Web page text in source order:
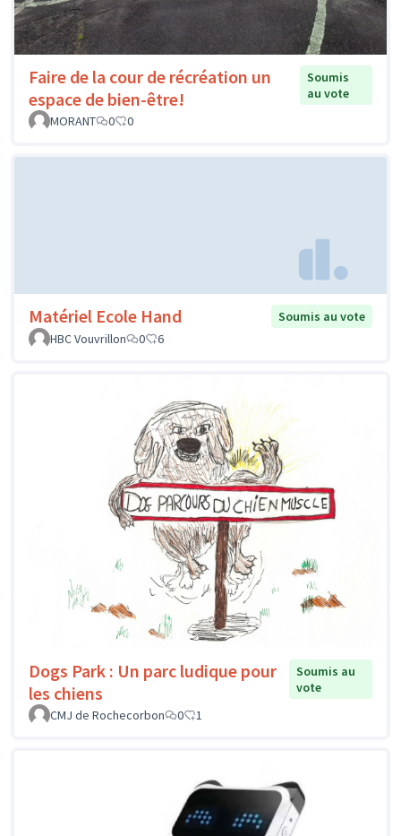
Faire de la cour de récréation un
espace de bien-être!
Soumis
au vote
MORANT
0 0
Matériel Ecole Hand
Soumis au vote
HBC Vouvrillon
0 6
Dogs Park : Un parc ludique pour
les chiens
Soumis au
vote
CMJ de Rochecorbon
0 1